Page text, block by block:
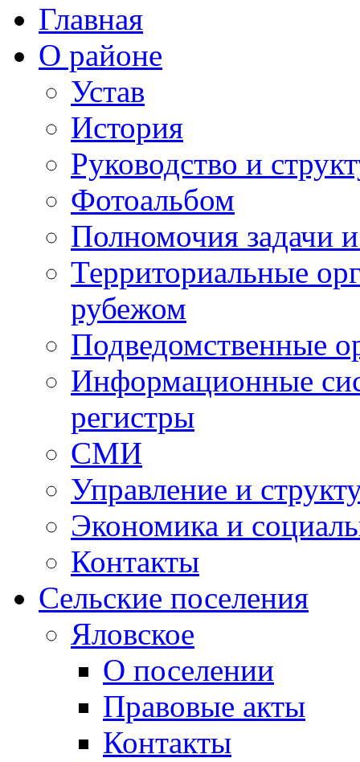
Главная
О районе
Устав
История
Руководство и
Фотоальбом
Полномочия задачи
Территориальные
рубежом
Подведомственные
Информационные
регистры
СМИ
Управление и
Экономика и
Контакты
Сельские поселения
Яловское
О поселении
Правовые акты
Контакты